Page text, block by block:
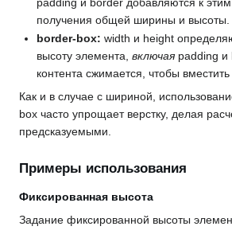
получения общей ширины и высоты.
border-box: width и height
высоту элемента,включая padding и
контента сжимается, чтобы
Как и в случае с шириной,
box часто упрощает верстку, делая
предсказуемыми.
Примеры использования
Фиксированная высота
Задание фиксированной высоты